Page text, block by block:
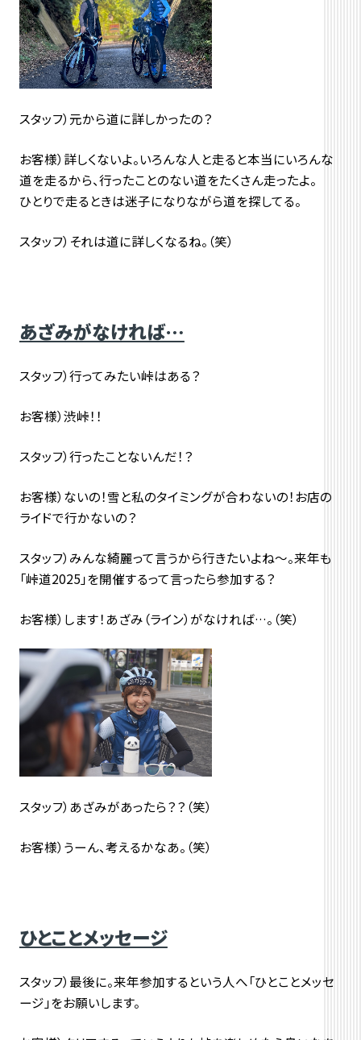
スタッフ）元から道に詳しかったの？
お客様）詳しくないよ。いろんな人と走ると本当にいろんな
道を走るから、行ったことのない道をたくさん走ったよ。
ひとりで走るときは迷子になりながら道を探してる。
スタッフ）それは道に詳しくなるね。（笑）
あざみがなければ…
スタッフ）行ってみたい峠はある？
お客様）渋峠！！
スタッフ）行ったことないんだ！？
お客様）ないの！雪と私のタイミングが合わないの！お店の
ライドで行かないの？
スタッフ）みんな綺麗って言うから行きたいよね～。来年も
「峠道2025」を開催するって言ったら参加する？
お客様）します！あざみ（ライン）がなければ…。（笑）
スタッフ）あざみがあったら？？（笑）
お客様）うーん、考えるかなあ。（笑）
ひとことメッセージ
スタッフ）最後に。来年参加するという人へ「ひとことメッセ
ージ」をお願いします。